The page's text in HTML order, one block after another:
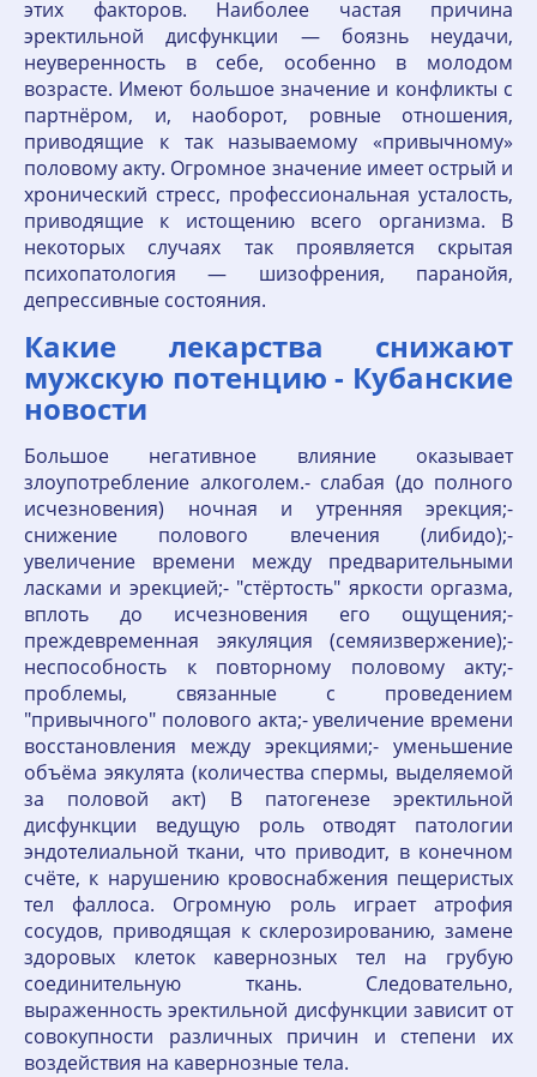
этих факторов. Наиболее частая причина
эректильной дисфункции — боязнь неудачи,
неуверенность в себе, особенно в молодом
возрасте. Имеют большое значение и конфликты с
партнёром, и, наоборот, ровные отношения,
приводящие к так называемому «привычному»
половому акту. Огромное значение имеет острый и
хронический стресс, профессиональная усталость,
приводящие к истощению всего организма. В
некоторых случаях так проявляется скрытая
психопатология — шизофрения, паранойя,
депрессивные состояния.
Какие лекарства снижают
мужскую потенцию - Кубанские
новости
Большое негативное влияние оказывает
злоупотребление алкоголем.- слабая (до полного
исчезновения) ночная и утренняя эрекция;-
снижение полового влечения (либидо);-
увеличение времени между предварительными
ласками и эрекцией;- "стёртость" яркости оргазма,
вплоть до исчезновения его ощущения;-
преждевременная эякуляция (семяизвержение);-
неспособность к повторному половому акту;-
проблемы, связанные с проведением
"привычного" полового акта;- увеличение времени
восстановления между эрекциями;- уменьшение
объёма эякулята (количества спермы, выделяемой
за половой акт) В патогенезе эректильной
дисфункции ведущую роль отводят патологии
эндотелиальной ткани, что приводит, в конечном
счёте, к нарушению кровоснабжения пещеристых
тел фаллоса. Огромную роль играет атрофия
сосудов, приводящая к склерозированию, замене
здоровых клеток кавернозных тел на грубую
соединительную ткань. Следовательно,
выраженность эректильной дисфункции зависит от
совокупности различных причин и степени их
воздействия на кавернозные тела.